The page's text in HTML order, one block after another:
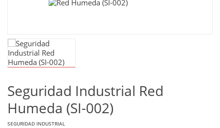
Seguridad Industrial Red
Humeda (SI-002)
SEGURIDAD INDUSTRIAL